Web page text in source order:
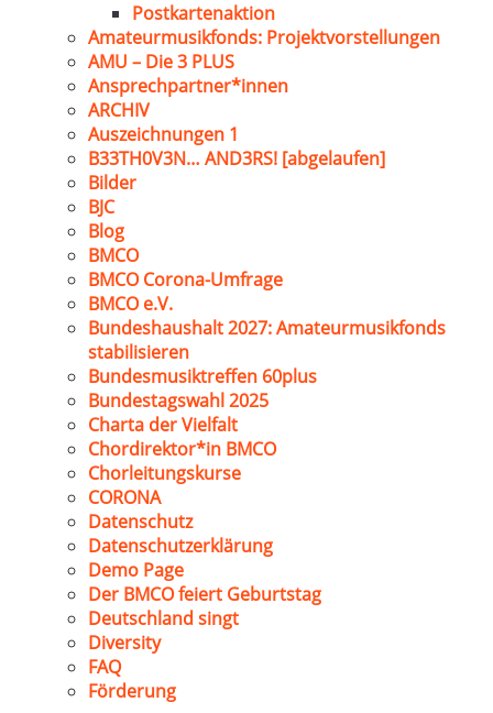
Postkartenaktion
Amateurmusikfonds: Projektvorstellungen
AMU – Die 3 PLUS
Ansprechpartner*innen
ARCHIV
Auszeichnungen 1
B33TH0V3N… AND3RS! [abgelaufen]
Bilder
BJC
Blog
BMCO
BMCO Corona-Umfrage
BMCO e.V.
Bundeshaushalt 2027: Amateurmusikfonds
stabilisieren
Bundesmusiktreffen 60plus
Bundestagswahl 2025
Charta der Vielfalt
Chordirektor*in BMCO
Chorleitungskurse
CORONA
Datenschutz
Datenschutzerklärung
Demo Page
Der BMCO feiert Geburtstag
Deutschland singt
Diversity
FAQ
Förderung